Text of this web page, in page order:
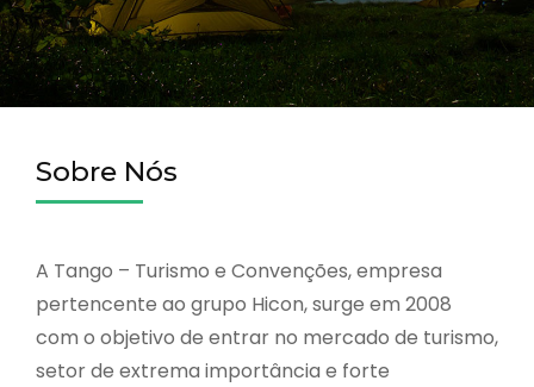
Sobre Nós
A Tango – Turismo e Convenções, empresa
pertencente ao grupo Hicon, surge em 2008
com o objetivo de entrar no mercado de turismo,
setor de extrema importância e forte